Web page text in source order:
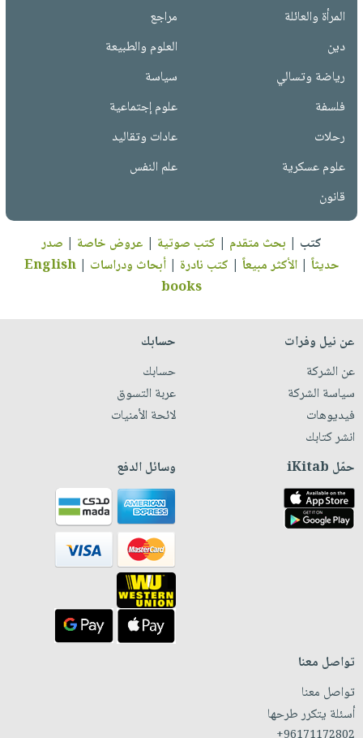
المرأة والعائلة
مراجع
دين
العلوم والطبيعة
رياضة وتسالي
سياسة
فلسفة
علوم إجتماعية
رحلات
عادات وتقاليد
علوم عسكرية
علم النفس
قانون
كتب | بحث متقدم | كتب صوتية | عروض خاصة | صدر
حديثاً |الأكثر مبيعاً | كتب نادرة |أبحاث ودراسات |
English
books
عن نيل وفرات
عن الشركة
سياسة الشركة
فيديوهات
انشر كتابك
حسابك
حسابك
عربة التسوق
لائحة الأمنيات
حمّل iKitab وسائل الدفع
تواصل معنا
تواصل معنا
أسئلة يتكرر طرحها